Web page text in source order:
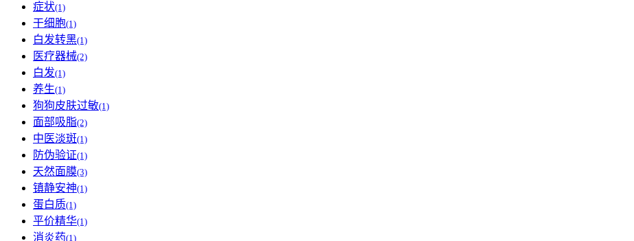
症状(1)
干细胞(1)
白发转黑(1)
医疗器械(2)
白发(1)
养生(1)
狗狗皮肤过敏(1)
面部吸脂(2)
中医淡斑(1)
防伪验证(1)
天然面膜(3)
镇静安神(1)
蛋白质(1)
平价精华(1)
消炎药(1)